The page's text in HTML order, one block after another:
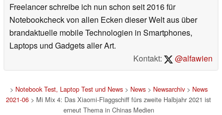
Freelancer schreibe ich nun schon seit 2016 für
Notebookcheck von allen Ecken dieser Welt aus über
brandaktuelle mobile Technologien in Smartphones,
Laptops und Gadgets aller Art.
Kontakt:
@alfawien
> Notebook Test, Laptop Test und News> News> Newsarchiv> News
2021-06 > Mi Mix 4: Das Xiaomi-Flaggschiff fürs zweite Halbjahr 2021 ist
erneut Thema in Chinas Medien